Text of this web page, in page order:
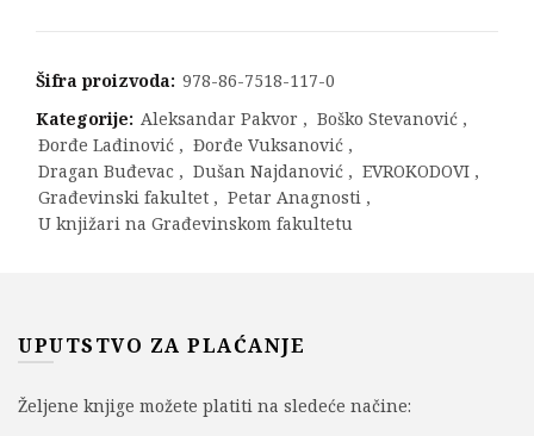
Šifra proizvoda: 978-86-7518-117-0
Kategorije: Aleksandar Pakvor , Boško Stevanović ,
Đorđe Lađinović , Đorđe Vuksanović ,
Dragan Buđevac , Dušan Najdanović , EVROKODOVI ,
Građevinski fakultet , Petar Anagnosti ,
U knjižari na Građevinskom fakultetu
UPUTSTVO ZA PLAĆANJE
Željene knjige možete platiti na sledeće načine: